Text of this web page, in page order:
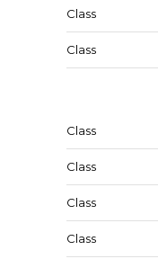
Class
Class
Class
Class
Class
Class